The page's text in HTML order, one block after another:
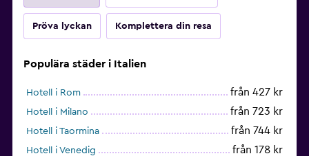
Pröva lyckan Komplettera din resa
Populära städer i Italien
Hotell i Rom från 427 kr
Hotell i Milano från 723 kr
Hotell i Taormina från 744 kr
Hotell i Venedig från 178 kr